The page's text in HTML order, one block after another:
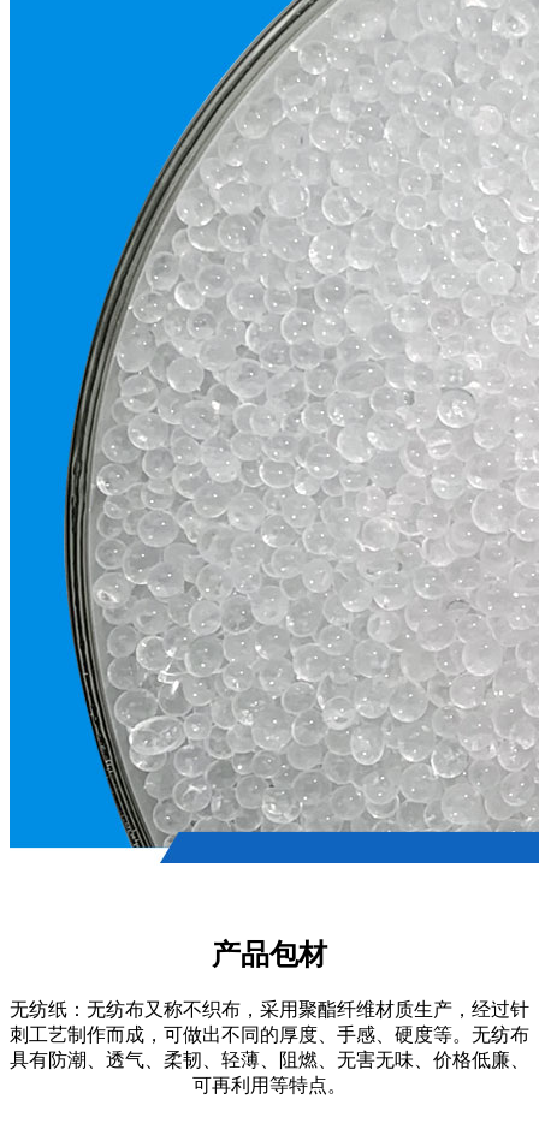
产品包材
无纺纸：无纺布又称不织布，采用聚酯纤维材质生产，经过针
刺工艺制作而成，可做出不同的厚度、手感、硬度等。无纺布
具有防潮、透气、柔韧、轻薄、阻燃、无害无味、价格低廉、
可再利用等特点。